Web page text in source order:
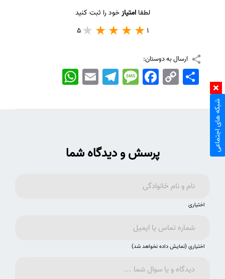
لطفاامتیازخود را ثبت کنید
1
5
ارسال به دوستان:
WhatsApp EmailTelegramMessageFacebook Copy
Link
اشتراک
پرسش و دیدگاه شما
اختیاری
اختیاری (نمایش داده نخواهد شد)
شبکه های اجتماعی